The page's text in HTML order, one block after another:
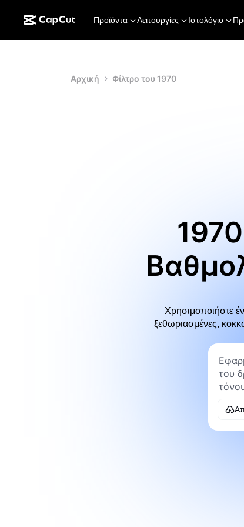
Προϊόντα Λειτουργίες Ιστολόγιο
Αρχική Φίλτρο του 1970
Χρησιμοποιήστε
ξεθωριασμένες,